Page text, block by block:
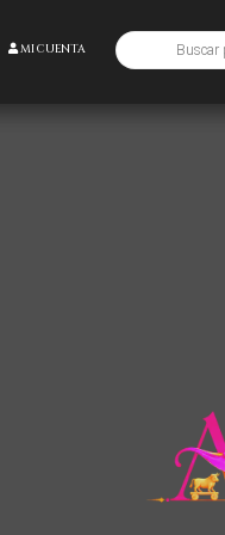
MI CUENTA Búsqueda
de
productos